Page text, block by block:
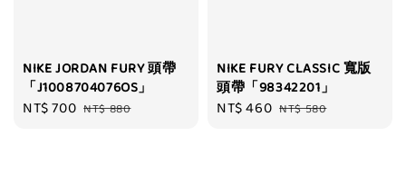
NIKE JORDAN FURY 頭帶
「J1008704076OS」
Sale
NT$ 700 Regular
NT$ 880
NIKE FURY CLASSIC 寬版
頭帶「98342201」
Sale
NT$ 460 Regular
NT$ 580